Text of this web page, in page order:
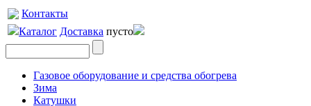
Контакты
Каталог Доставка пусто
Газовое оборудование и средства обогрева
Зима
Катушки